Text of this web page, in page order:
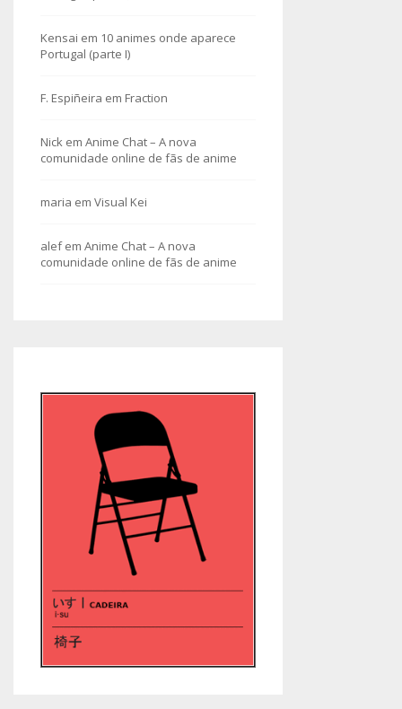
Kensai em 10 animes onde aparece
Portugal (parte I)
F. Espiñeira em Fraction
Nick em Anime Chat – A nova
comunidade online de fãs de anime
maria em Visual Kei
alefem Anime Chat – A nova
comunidade online de fãs de anime